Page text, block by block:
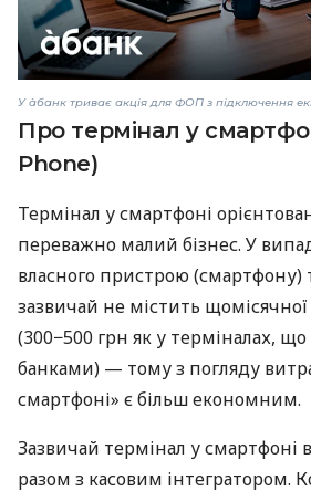
У àбанк триває акція для ФОП з підключення
Про термінал у
Phone)
Термінал у смартфоні
переважно малий бізнес. У
власного пристрою (смартфону)
зазвичай не містить
(300−500 грн як у терміналах,
банками) — тому з погляду
смартфоні» є більш економним.
Зазвичай термінал у смартфоні
разом з касовим інтегратором.